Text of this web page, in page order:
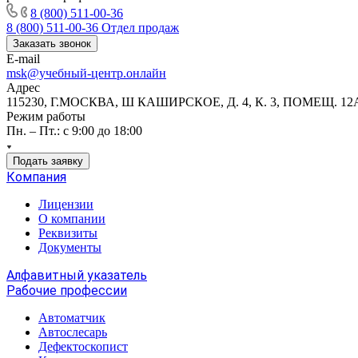
8 (800) 511-00-36
8 (800) 511-00-36 Отдел продаж
Заказать звонок
E-mail
msk@учебный-центр.онлайн
Адрес
115230, Г.МОСКВА, Ш КАШИРСКОЕ, Д. 4, К. 3, ПОМЕЩ.
Режим работы
Пн. – Пт.: с 9:00 до 18:00
Подать заявку
Компания
Лицензии
О компании
Реквизиты
Документы
Алфавитный указатель
Рабочие профессии
Автоматчик
Автослесарь
Дефектоскопист